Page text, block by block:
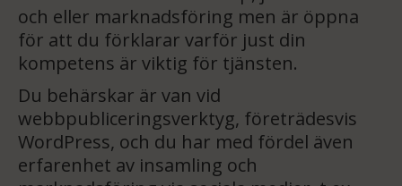
och eller marknadsföring men är öppna
för att du förklarar varför just din
kompetens är viktig för tjänsten.
Du behärskar är van vid
webbpubliceringsverktyg, företrädesvis
WordPress, och du har med fördel även
erfarenhet av insamling och